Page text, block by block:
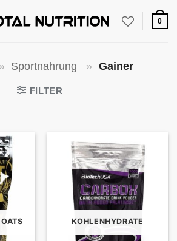
0
» Sportnahrung » Gainer
FILTER
KOHLENHYDRATE